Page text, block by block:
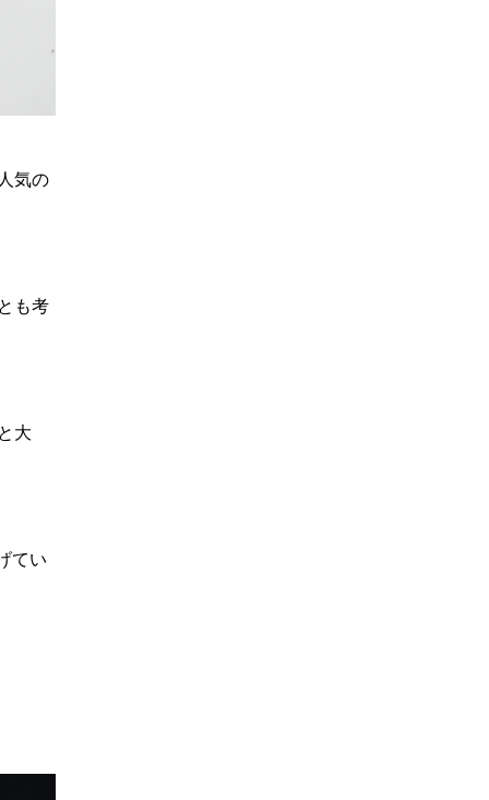
気の
も考
大
てい